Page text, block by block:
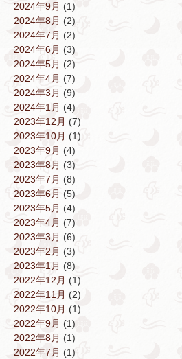
2024年9月 (1)
2024年8月 (2)
2024年7月 (2)
2024年6月 (3)
2024年5月 (2)
2024年4月 (7)
2024年3月 (9)
2024年1月 (4)
2023年12月 (7)
2023年10月 (1)
2023年9月 (4)
2023年8月 (3)
2023年7月 (8)
2023年6月 (5)
2023年5月 (4)
2023年4月 (7)
2023年3月 (6)
2023年2月 (3)
2023年1月 (8)
2022年12月 (1)
2022年11月 (2)
2022年10月 (1)
2022年9月 (1)
2022年8月 (1)
2022年7月 (1)